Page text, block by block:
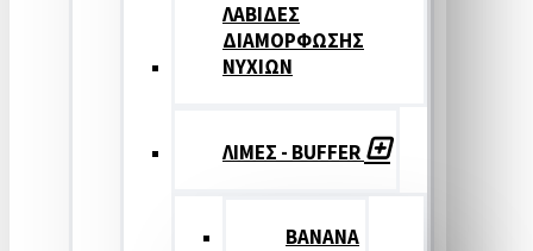
ΛΑΒΙΔΕΣ
ΔΙΑΜΟΡΦΩΣΗΣ
ΝΥΧΙΩΝ
ΛΙΜΕΣ - BUFFER
BANANA